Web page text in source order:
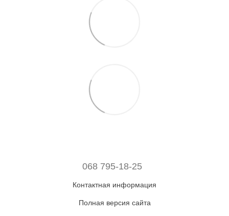
068 795-18-25
Контактная информация
Полная версия сайта